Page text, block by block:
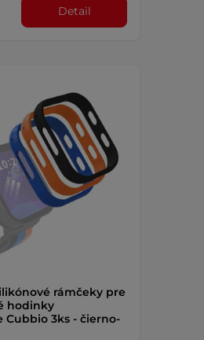
Detail
rámčeky pre
hodinky
Cubbio 3ks - čierno-